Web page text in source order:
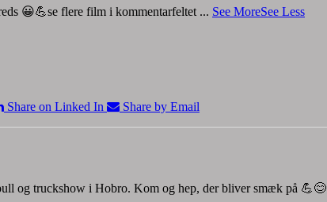
😀💪se flere film i kommentarfeltet ... See MoreSee Less
Share on Linked In Share by Email
og truckshow i Hobro. Kom og hep, der bliver smæk på 💪😊